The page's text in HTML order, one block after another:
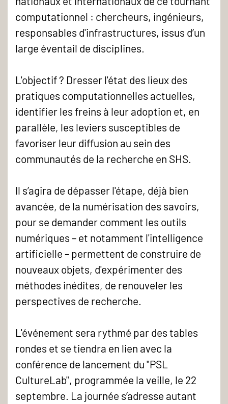
centre
des
colloques
Campus
Condorcet
en
2023
-
computationnel : chercheurs, ingénieurs,
responsables d'infrastructures, issus d’un
large éventail de disciplines.
L'objectif ? Dresser l'état des lieux des
pratiques computationnelles actuelles,
identifier les freins à leur adoption et, en
parallèle, les leviers susceptibles de
favoriser leur diffusion au sein des
communautés de la recherche en SHS.
Il s’agira de dépasser l'étape, déjà bien
avancée, de la numérisation des savoirs,
pour se demander comment les outils
numériques – et notamment l'intelligence
artificielle – permettent de construire de
nouveaux objets, d'expérimenter des
méthodes inédites, de renouveler les
perspectives de recherche.
L'événement sera rythmé par des tables
rondes et se tiendra en lien avec la
conférence de lancement du "PSL
CultureLab", programmée la veille, le 22
septembre. La journée s’adresse autant